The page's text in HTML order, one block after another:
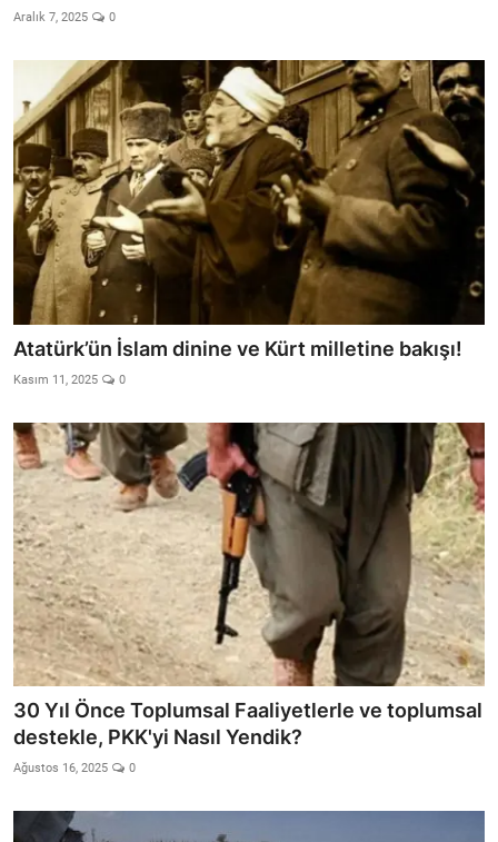
Aralık 7, 2025 0
Atatürk’ün İslam dinine ve Kürt milletine bakışı!
Kasım 11, 2025 0
30 Yıl Önce Toplumsal Faaliyetlerle ve toplumsal
destekle, PKK'yi Nasıl Yendik?
Ağustos 16, 2025 0